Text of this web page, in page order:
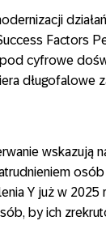
Factors
cyfrowe
długofalowe
wskazują
osób
Y już w 2025
by ich